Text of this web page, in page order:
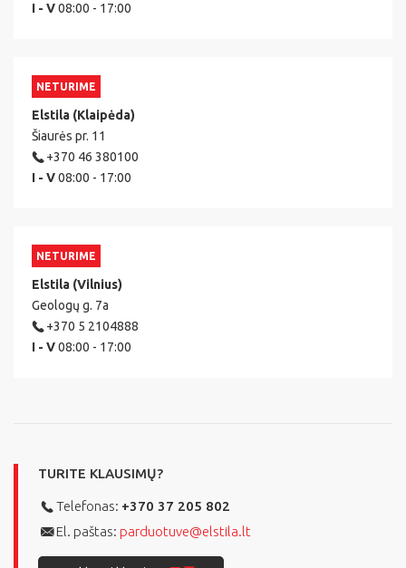
I - V08:00 - 17:00
NETURIME
Elstila (Klaipėda)
Šiaurės pr. 11
+370 46 380100
I - V08:00 - 17:00
NETURIME
Elstila (Vilnius)
Geologų g. 7a
+370 5 2104888
I - V08:00 - 17:00
TURITE KLAUSIMŲ?
Telefonas: +370 37 205 802
El. paštas: parduotuve@elstila.lt